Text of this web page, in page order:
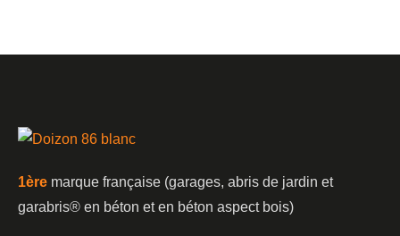
1ère marque française (garages, abris de jardin et
garabris®️ en béton et en béton aspect bois)